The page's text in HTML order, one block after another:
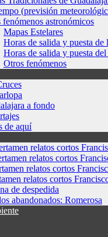
(previsión
fenómenos astronómicos
Mapas Estelares
Horas de salida y puesta de
Horas de salida y puesta del
Otros fenómenos
a fondo
de aquí
relatos cortos
relatos cortos
relatos cortos
relatos cortos
de despedida
abandonados: Romerosa